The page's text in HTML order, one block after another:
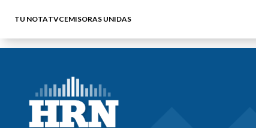
TU NOTATVCEMISORAS UNIDAS